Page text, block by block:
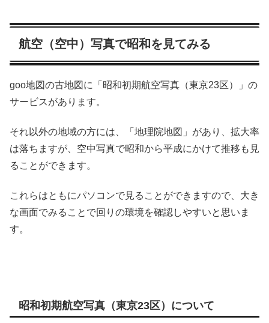
航空（空中）写真で昭和を見てみる
goo地図の古地図に「昭和初期航空写真（東京23区）」の
サービスがあります。
それ以外の地域の方には、「地理院地図」があり、拡大率
は落ちますが、空中写真で昭和から平成にかけて推移も見
ることができます。
これらはともにパソコンで見ることができますので、大き
な画面でみることで回りの環境を確認しやすいと思いま
す。
昭和初期航空写真（東京23区）について